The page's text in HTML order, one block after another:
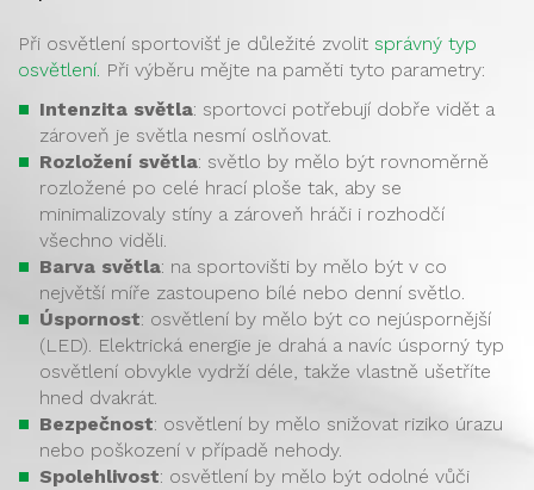
Při osvětlení sportovišť je důležité zvolit správný typ
osvětlení. Při výběru mějte na paměti tyto parametry:
Intenzita světla: sportovci potřebují dobře vidět a
zároveň je světla nesmí oslňovat.
Rozložení světla: světlo by mělo být rovnoměrně
rozložené po celé hrací ploše tak, aby se
minimalizovaly stíny a zároveň hráči i rozhodčí
všechno viděli.
Barva světla: na sportovišti by mělo být v co
největší míře zastoupeno bílé nebo denní světlo.
Úspornost: osvětlení by mělo být co nejúspornější
(LED). Elektrická energie je drahá a navíc úsporný typ
osvětlení obvykle vydrží déle, takže vlastně ušetříte
hned dvakrát.
Bezpečnost: osvětlení by mělo snižovat riziko úrazu
nebo poškození v případě nehody.
Spolehlivost: osvětlení by mělo být odolné vůči